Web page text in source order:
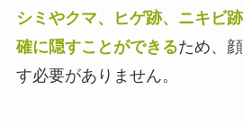
シミやクマ、ヒゲ跡、ニキビ
確に隠すことができるため、
す必要がありません。